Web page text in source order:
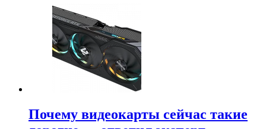
Почему видеокарты сейчас такие